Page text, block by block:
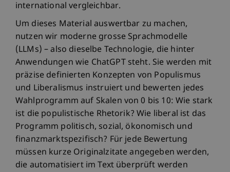
international vergleichbar.
Um dieses Material auswertbar zu machen,
nutzen wir moderne grosse Sprachmodelle
(LLMs) – also dieselbe Technologie, die hinter
Anwendungen wie ChatGPT steht. Sie werden mit
präzise definierten Konzepten von Populismus
und Liberalismus instruiert und bewerten jedes
Wahlprogramm auf Skalen von 0 bis 10: Wie stark
ist die populistische Rhetorik? Wie liberal ist das
Programm politisch, sozial, ökonomisch und
finanzmarktspezifisch? Für jede Bewertung
müssen kurze Originalzitate angegeben werden,
die automatisiert im Text überprüft werden